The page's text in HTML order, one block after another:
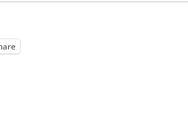
ce trebuie apărată
140 de ani de la înființare